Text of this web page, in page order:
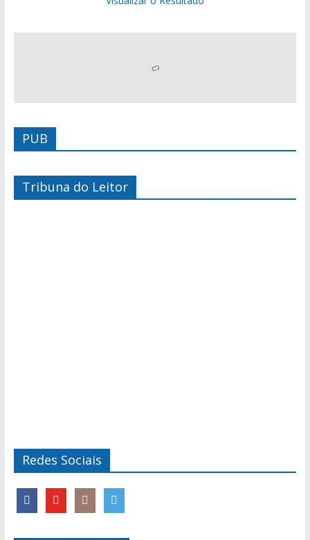
PUB
Tribuna do Leitor
Redes Sociais